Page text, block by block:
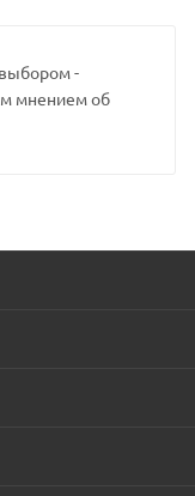
-
мнением об